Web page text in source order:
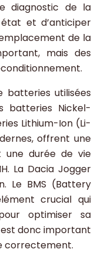
diagnostic de la
et d’anticiper
de la
mais des
batteries utilisées
batteries Nickel-
Lithium-Ion (Li-
offrent une
une durée de vie
La Dacia Jogger
Le BMS (Battery
crucial qui
optimiser sa
donc important
correctement.